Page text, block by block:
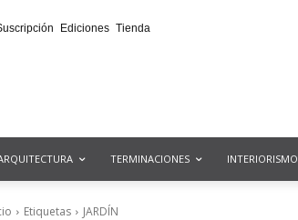
Ediciones Tienda
TERMINACIONES INTERIORISMO
Etiquetas JARDÍN